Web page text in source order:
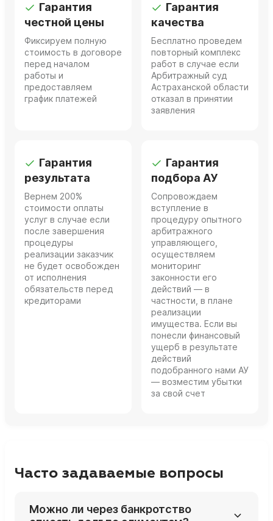
Гарантия
честной цены
Фиксируем полную
стоимость в договоре
перед началом
работы и
предоставляем
график платежей
Гарантия
качества
Бесплатно проведем
повторный комплекс
работ в случае если
Арбитражный суд
Астраханской области
отказал в принятии
заявления
Гарантия
результата
Вернем 200%
стоимости оплаты
услуг в случае если
после завершения
процедуры
реализации заказчик
не будет освобожден
от исполнения
обязательств перед
кредиторами
Гарантия
подбора АУ
Сопровождаем
вступление в
процедуру опытного
арбитражного
управляющего,
осуществляем
мониторинг
законности его
действий — в
частности, в плане
реализации
имущества. Если вы
понесли финансовый
ущерб в результате
действий
подобранного нами АУ
— возместим убытки
за свой счет
Часто задаваемые вопросы
Можно ли через банкротство